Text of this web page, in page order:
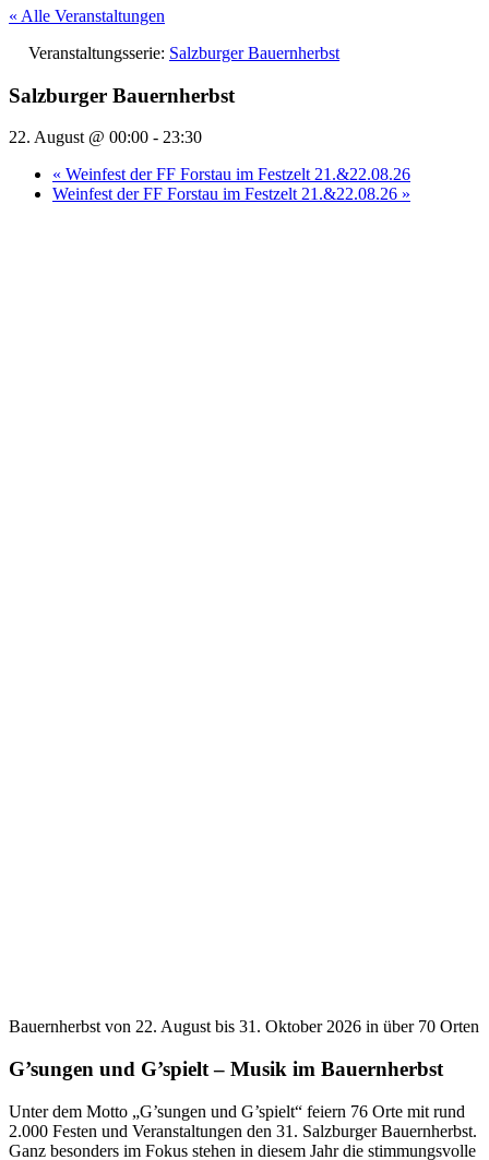
« Alle Veranstaltungen
Veranstaltungsserie: Salzburger Bauernherbst
Salzburger Bauernherbst
22. August @ 00:00 - 23:30
« Weinfest der FF Forstau im Festzelt 21.&22.08.26
Weinfest der FF Forstau im Festzelt 21.&22.08.26 »
Bauernherbst von 22. August bis 31. Oktober 2026 in über 70 Orten
G’sungen und G’spielt – Musik im Bauernherbst
Unter dem Motto „G’sungen und G’spielt“ feiern 76 Orte mit rund
2.000 Festen und Veranstaltungen den 31. Salzburger Bauernherbst.
Ganz besonders im Fokus stehen in diesem Jahr die stimmungsvolle